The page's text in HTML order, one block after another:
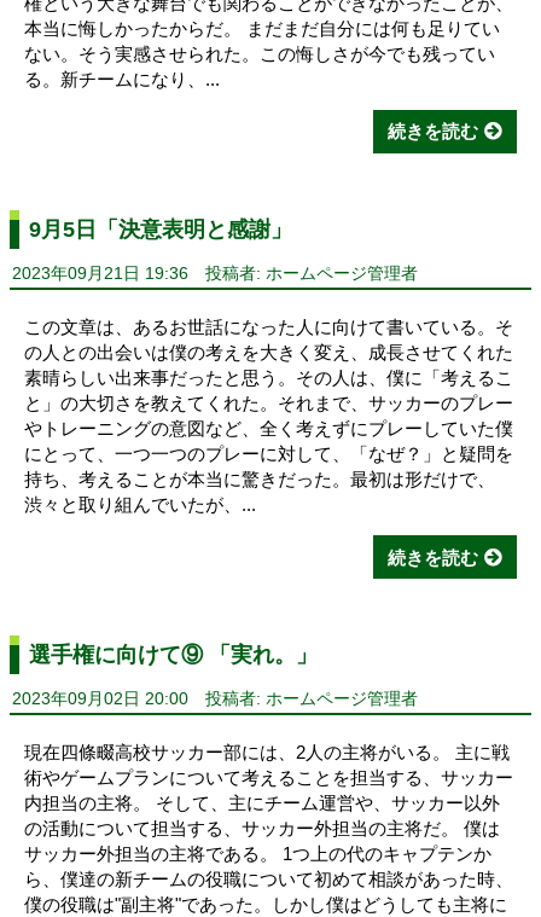
本当に悔しかったからだ。 まだまだ自分には何も足りてい
ない。そう実感させられた。この悔しさが今でも残ってい
る。新チームになり、...
続きを読む
9月5日「決意表明と感謝」
2023年09月21日 19:36 投稿者: ホームページ管理者
この文章は、あるお世話になった人に向けて書いている。そ
の人との出会いは僕の考えを大きく変え、成長させてくれた
素晴らしい出来事だったと思う。その人は、僕に「考えるこ
と」の大切さを教えてくれた。それまで、サッカーのプレー
やトレーニングの意図など、全く考えずにプレーしていた僕
にとって、一つ一つのプレーに対して、「なぜ？」と疑問を
持ち、考えることが本当に驚きだった。最初は形だけで、
渋々と取り組んでいたが、...
続きを読む
選手権に向けて⑨ 「実れ。」
2023年09月02日 20:00 投稿者: ホームページ管理者
現在四條畷高校サッカー部には、2人の主将がいる。 主に戦
術やゲームプランについて考えることを担当する、サッカー
内担当の主将。 そして、主にチーム運営や、サッカー以外
の活動について担当する、サッカー外担当の主将だ。 僕は
サッカー外担当の主将である。 1つ上の代のキャプテンか
ら、僕達の新チームの役職について初めて相談があった時、
僕の役職は"副主将"であった。しかし僕はどうしても主将に